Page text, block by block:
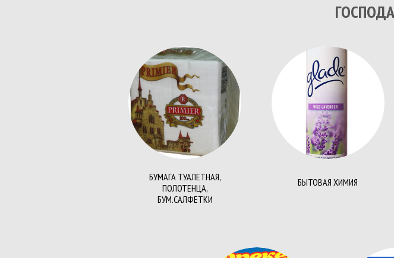
Бланки газетные, офсетные
Бланки самокопирующиеся
Бланки строгой отчетности
Блокноты, тетради , записные книжки
Бумага белая высокой плотности
Бумага
Бумага цветная
Бумага цветная А3
Бумага цветная А4
Ватман
Карандаши механические, стержни
Ручки подарочные
БУМАГА ТУАЛЕТНАЯ,
ПОЛОТЕНЦА,
БУМ.САЛФЕТКИ
БЫТОВАЯ ХИМИЯ